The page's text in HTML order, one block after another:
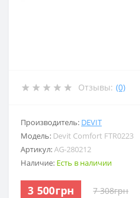
Отзывы: (0)
Производитель: DEVIT
Модель: Devit Comfort FTR0223
Артикул:AG-280212
Наличие: Есть в наличии
3 500грн 7 308грн